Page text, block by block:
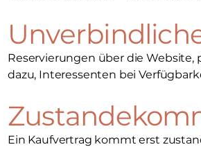
Reservierungen über die Website,
dazu, Interessenten bei
Ein Kaufvertrag kommt erst